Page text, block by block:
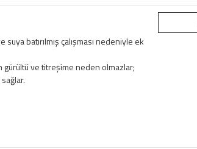
batırılmış çalışması nedeniyle ek
gürültü ve titreşime neden olmazlar;